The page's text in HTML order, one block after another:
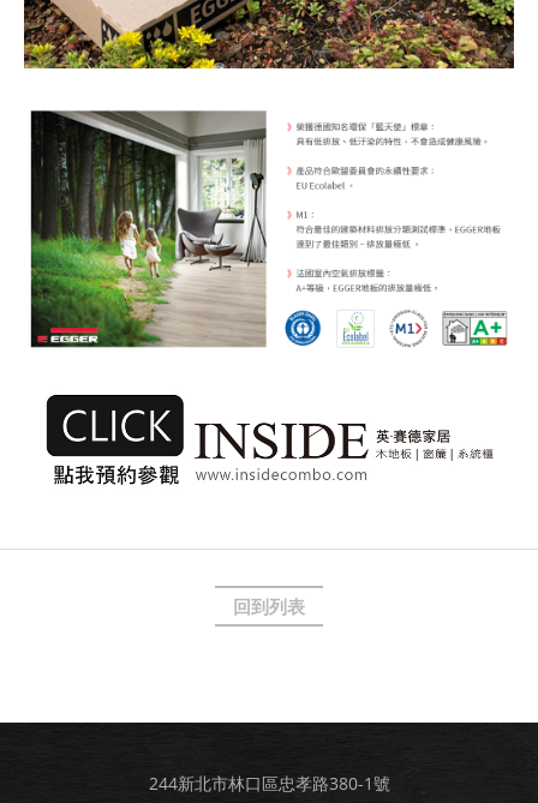
回到列表
244新北市林口區忠孝路380-1號